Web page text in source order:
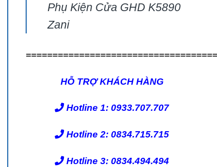
Phụ Kiện Cửa GHD K5890
Zani
HỖ TRỢ KHÁCH HÀNG
Hotline 1: 0933.707.707
Hotline 2: 0834.715.715
Hotline 3: 0834.494.494